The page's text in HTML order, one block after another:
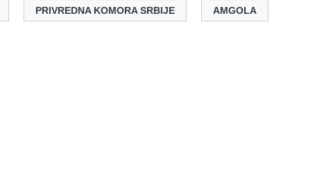
PRIVREDNA KOMORA SRBIJE AMGOLA